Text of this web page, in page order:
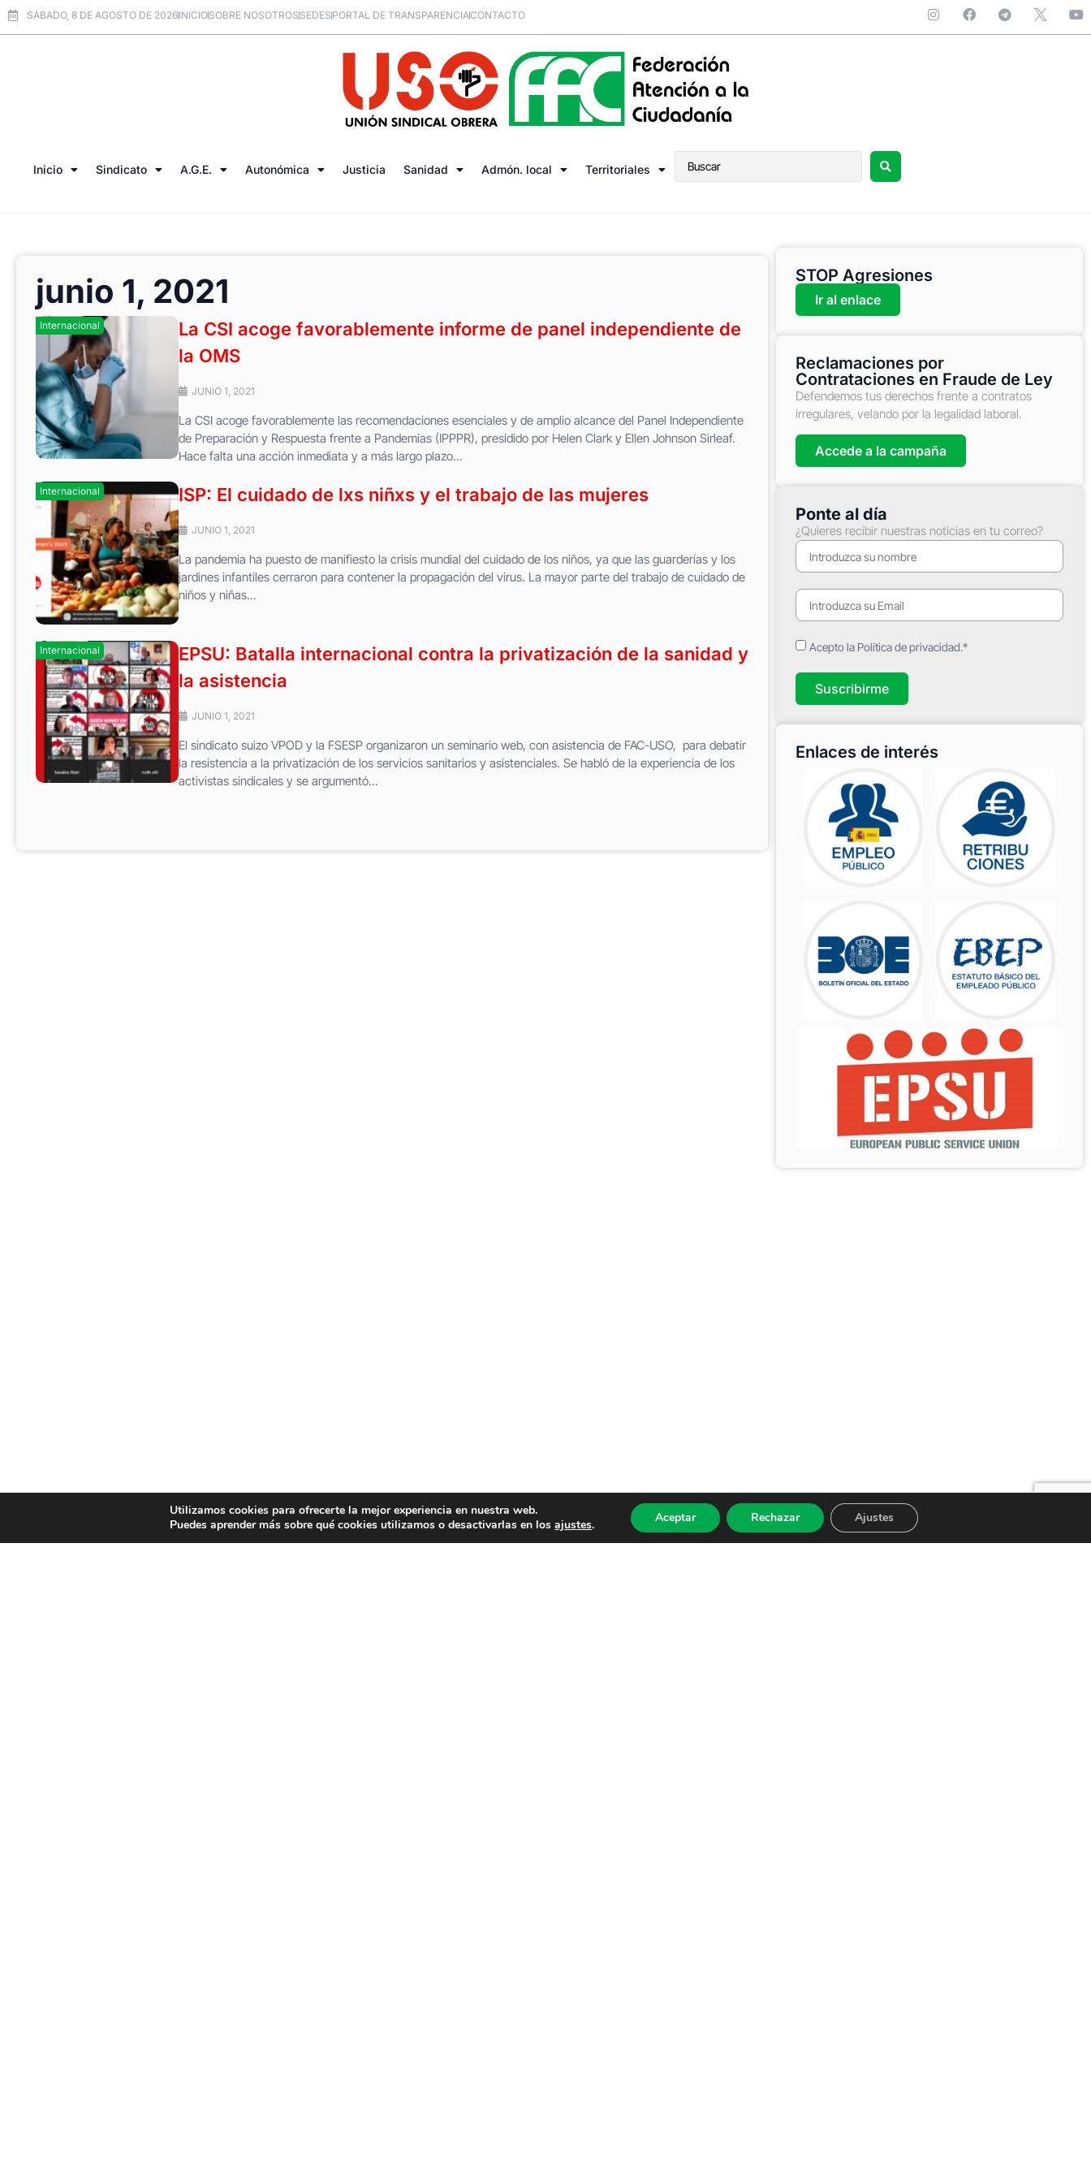
SÁBADO, 8 DE AGOSTO DE 2026INICIOSOBRE NOSOTROSSEDESPORTAL DE TRANSPARENCIACONTACTO
Inicio Sindicato A.G.E. Autonómica Justicia Sanidad Admón. local Territoriales
junio 1, 2021
Internacional
La CSI acoge favorablemente informe de panel independiente de
la OMS
JUNIO 1, 2021
La CSI acoge favorablemente las recomendaciones esenciales y de amplio alcance del Panel Independiente
de Preparación y Respuesta frente a Pandemias (IPPPR), presidido por Helen Clark y Ellen Johnson Sirleaf.
Hace falta una acción inmediata y a más largo plazo...
Internacional ISP: El cuidado de lxs niñxs y el trabajo de las mujeres
JUNIO 1, 2021
La pandemia ha puesto de manifiesto la crisis mundial del cuidado de los niños, ya que las guarderías y los
jardines infantiles cerraron para contener la propagación del virus. La mayor parte del trabajo de cuidado de
niños y niñas...
Internacional
EPSU: Batalla internacional contra la privatización de la sanidad y
la asistencia
JUNIO 1, 2021
El sindicato suizo VPOD y la FSESP organizaron un seminario web, con asistencia de FAC-USO, para debatir
la resistencia a la privatización de los servicios sanitarios y asistenciales. Se habló de la experiencia de los
activistas sindicales y se argumentó...
STOP Agresiones
Ir al enlace
Reclamaciones por
Contrataciones en Fraude de Ley
Defendemos tus derechos frente a contratos
irregulares, velando por la legalidad laboral.
Accede a la campaña
Ponte al día
¿Quieres recibir nuestras noticias en tu correo?
Acepto la Política de privacidad.*
Suscribirme
Enlaces de interés
Utilizamos cookies para ofrecerte la mejor experiencia en nuestra web.
Puedes aprender más sobre qué cookies utilizamos o desactivarlas en losajustes. Aceptar Rechazar Ajustes